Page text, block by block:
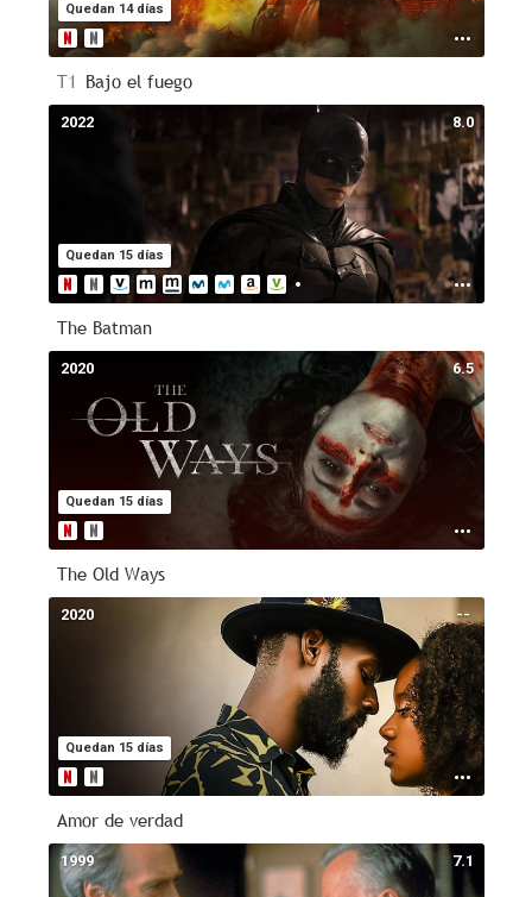
Quedan 14 días
T1 Bajo el fuego
8.0
Quedan 15 días
2022
The Batman
6.5
Quedan 15 días
2020
The Old Ways
--
Quedan 15 días
2020
Amor de verdad
7.1
1999